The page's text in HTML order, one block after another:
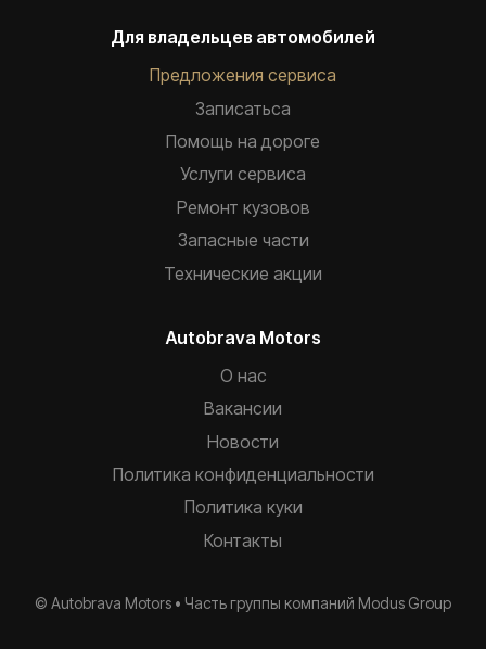
Для владельцев автомобилей
Предложения сервиса
Записатьca
Помощь на дороге
Услуги сервиса
Ремонт кузовов
Запасные части
Технические акции
Autobrava Motors
О нас
Вакансии
Новости
Политика конфиденциальности
Политика куки
Контакты
© Autobrava Motors • Часть группы компаний Modus Group